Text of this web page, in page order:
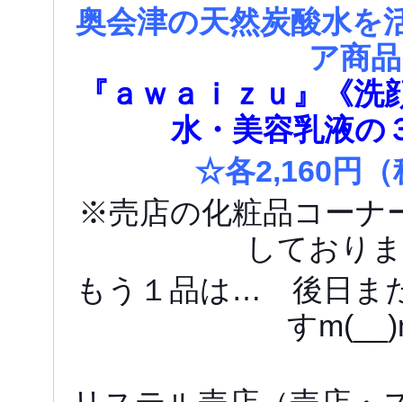
奥会津の天然炭酸水を
ア商品
『ａｗａｉｚｕ』
《
水・美容乳液の
☆各2,160円（
※売店の化粧品コーナ
しており
もう１品は… 後日ま
す